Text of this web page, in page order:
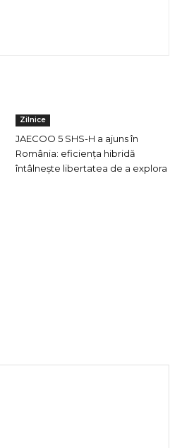
Zilnice
JAECOO 5 SHS-H a ajuns în
România: eficiența hibridă
întâlnește libertatea de a explora